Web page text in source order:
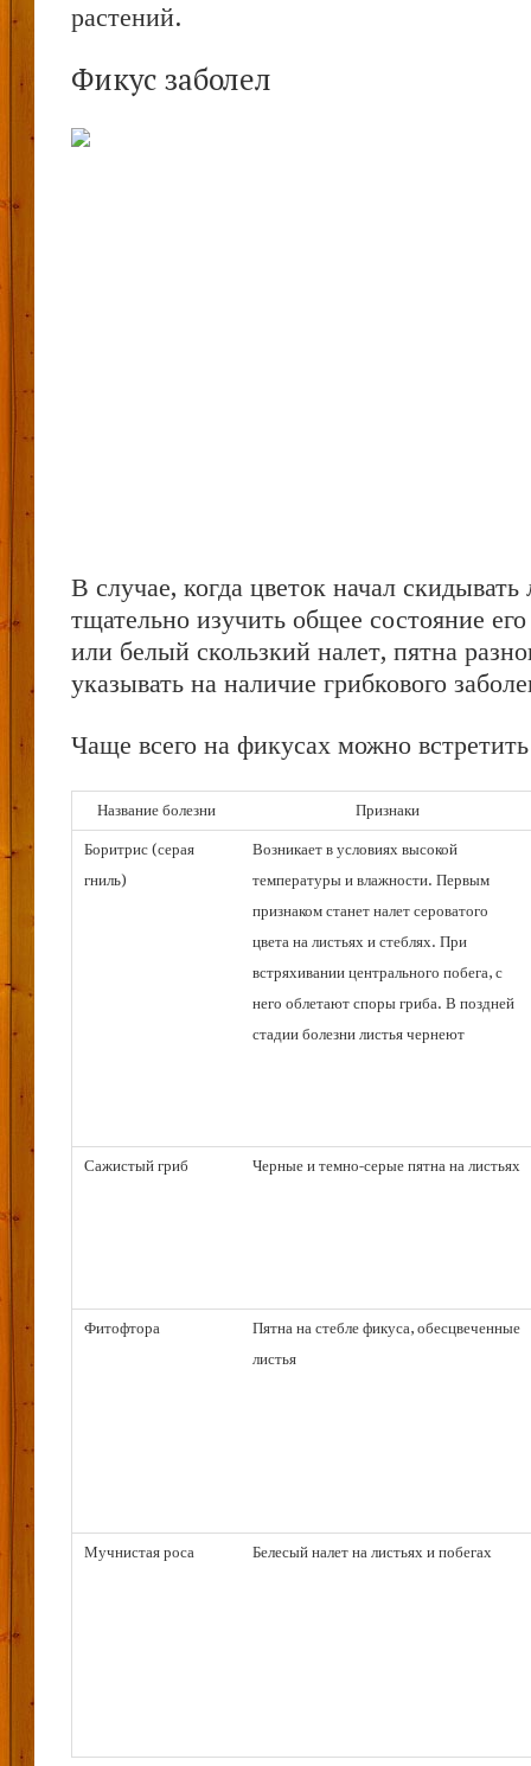
растений.
Фикус заболел
В случае, когда цветок начал скидывать
тщательно изучить общее состояние
или белый скользкий налет, пятна
указывать на наличие грибкового
Чаще всего на фикусах можно
Название болезни Признаки
Боритрис (серая
гниль)
Возникает в условиях высокой
температуры и влажности. Первым
признаком станет налет сероватого
цвета на листьях и стеблях. При
встряхивании центрального побега, с
него облетают споры гриба. В поздней
стадии болезни листья чернеют
Сажистый гриб Черные и темно-серые пятна на листьях
Фитофтора
Пятна на стебле фикуса, обесцвеченные
листья
Мучнистая роса Белесый налет на листьях и побегах